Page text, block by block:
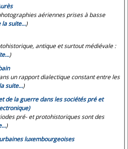
aériennes prises à basse
la suite…)
antique et surtout médiévale :
)
un rapport dialectique constant entre les
suite…)
de la guerre dans les sociétés pré et
pré- et protohistoriques sont des
)
luxembourgeoises